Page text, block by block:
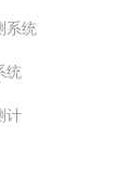
系统
统
计